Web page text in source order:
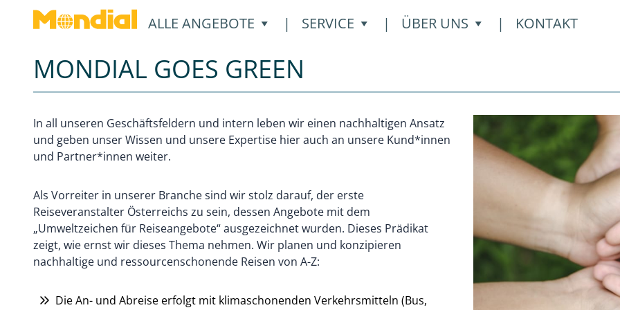
ALLE ANGEBOTE ÖFFNET EIN UNTERMENÜ
| SERVICE ÖFFNET EIN UNTERMENÜ
| ÜBER UNS ÖFFNET EIN
| KONTAKT
MONDIAL GOES GREEN
In all unseren Geschäftsfeldern und intern leben wir einen nachhaltigen Ansatz
und geben unser Wissen und unsere Expertise hier auch an unsere Kund*innen
und Partner*innen weiter.
Als Vorreiter in unserer Branche sind wir stolz darauf, der erste
Reiseveranstalter Österreichs zu sein, dessen Angebote mit dem
„Umweltzeichen für Reiseangebote“ ausgezeichnet wurden. Dieses Prädikat
zeigt, wie ernst wir dieses Thema nehmen. Wir planen und konzipieren
nachhaltige und ressourcenschonende Reisen von A-Z:
Die An- und Abreise erfolgt mit klimaschonenden Verkehrsmitteln (Bus,